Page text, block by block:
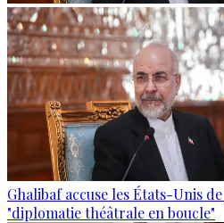
Ghalibaf accuse les États-Unis
"diplomatie théâtrale en boucle"